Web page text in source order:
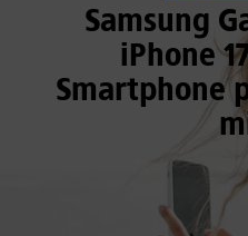
Samsung
iPhone
Smartphone